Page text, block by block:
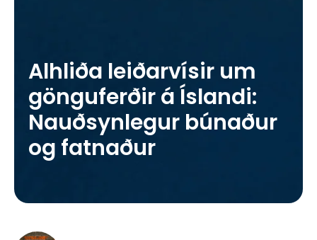
Alhliða leiðarvísir um
gönguferðir á Íslandi:
Nauðsynlegur búnaður
og fatnaður